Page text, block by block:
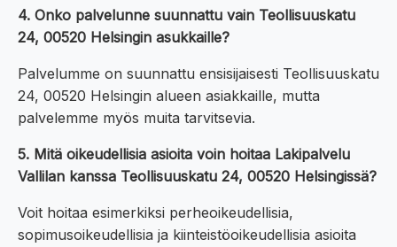
4. Onko palvelunne suunnattu vain Teollisuuskatu
24, 00520 Helsingin asukkaille?
Palvelumme on suunnattu ensisijaisesti Teollisuuskatu
24, 00520 Helsingin alueen asiakkaille, mutta
palvelemme myös muita tarvitsevia.
5. Mitä oikeudellisia asioita voin hoitaa Lakipalvelu
Vallilan kanssa Teollisuuskatu 24, 00520 Helsingissä?
Voit hoitaa esimerkiksi perheoikeudellisia,
sopimusoikeudellisia ja kiinteistöoikeudellisia asioita